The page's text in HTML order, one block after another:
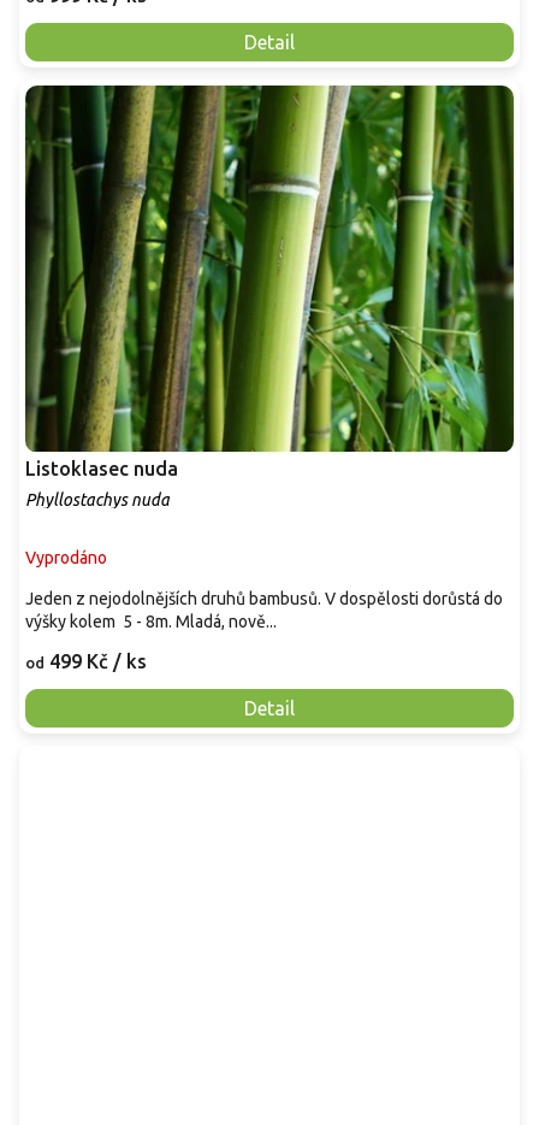
Detail
Listoklasec nuda
Phyllostachys nuda
Vyprodáno
od 499 Kč / ks
Detail
Jeden z nejodolnějších druhů bambusů. V dospělosti dorůstá do
výšky kolem 5 - 8m. Mladá, nově...